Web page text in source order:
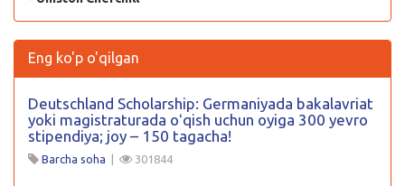
Eng ko'p o'qilgan
Deutschland Scholarship: Germaniyada bakalavriat
yoki magistraturada oʻqish uchun oyiga 300 yevro
stipendiya; joy – 150 tagacha!
Barcha soha | 301844